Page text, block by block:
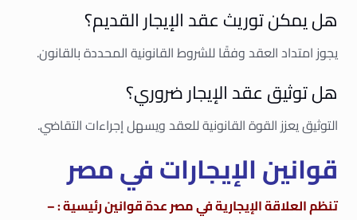
هل يمكن توريث عقد الإيجار القديم؟
يجوز امتداد العقد وفقًا للشروط القانونية المحددة بالقانون.
هل توثيق عقد الإيجار ضروري؟
التوثيق يعزز القوة القانونية للعقد ويسهل إجراءات التقاضي.
قوانين الإيجارات في مصر
تنظم العلاقة الإيجارية في مصر عدة قوانين رئيسية : –